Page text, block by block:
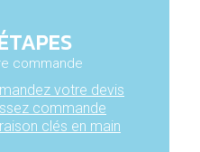
commande
votre devis
commande
clés en main